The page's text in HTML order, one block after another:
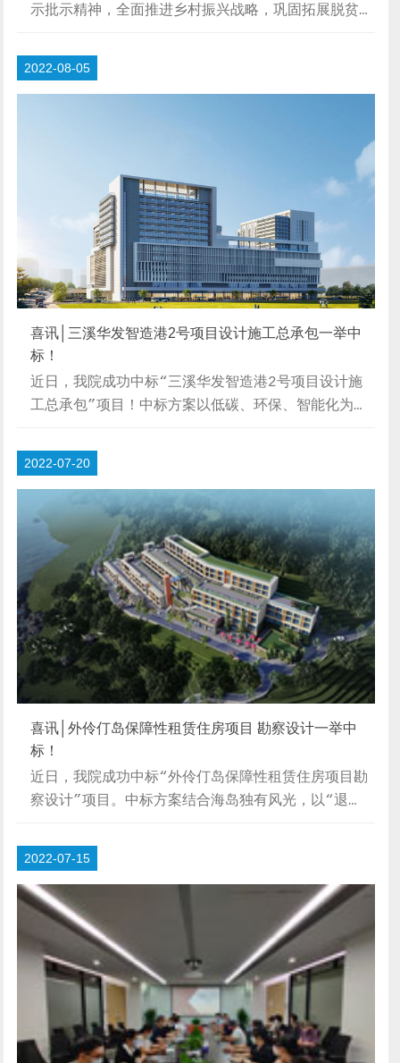
示批示精神，全面推进乡村振兴战略，巩固拓展脱贫攻
日，珠海市对口茂名市电白区岭门镇乡村振兴联席会议
在岭门镇人民政府三楼会议室顺利召开。珠海市总工
位，岭门镇领导班子及驻镇帮扶工作队全体队员出席会
议。李巨民副院长代表我院参加会议。△珠海市对口茂
名市电白区岭门镇乡村振兴联席会议会议上，岭门镇党
委副...
2022-08-05
喜讯│三溪华发智造港2号项目设计施工总承包一举中
标！
近日，我院成功中标“三溪华发智造港2号项目设计施
工总承包”项目！中标方案以低碳、环保、智能化为基
套”综合体的设计方案。项目背景三溪科创小镇将发展
成为香洲产业转型升级示范区、珠海科技创新发展引领
高地、广东特色小镇创建工作示范点和粤港澳自主创新
科技园区，项目将结合该定位，以高品质工业大厦为产
业载体，助力城市产业格局发展，推动城市经济增速。
为改善项目用地现状，解决珠海主城区公交车夜间停车
位不足问题，依据集约用地的原则，参考深圳市月亮
湾...
2022-07-20
喜讯│外伶仃岛保障性租赁住房项目 勘察设计一举中
标！
近日，我院成功中标“外伶仃岛保障性租赁住房项目勘
察设计”项目。中标方案结合海岛独有风光，以“退
的设计方案。项目背景珠海市外伶仃岛是国家AAAA级
海岛风景区，石奇水美，优雅恬静，独具风韵，具有典
型的亚热带雨林风景和海岛伊甸园风光，是珠海十大美
丽海岛之一。为落实市委市政府住房发展“十四五”规
划要求，结合鹤洲新区以及外伶仃岛的开发建设需求，
通过建设外伶仃岛保障性租赁住房项目工程，营造“人
才友好型、青年友好型、环境友好型、文化包容
型”的...
2022-07-15